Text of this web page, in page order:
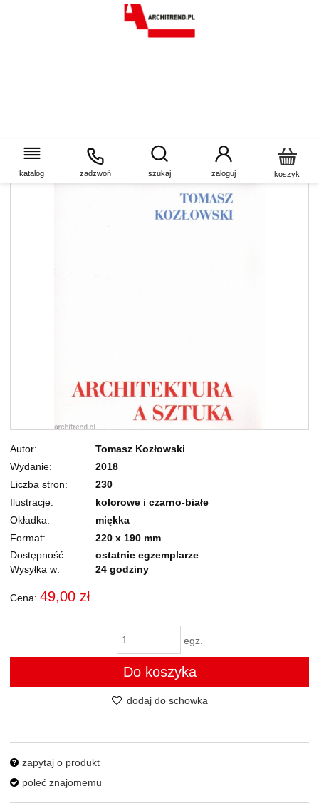
katalog zadzwoń szukaj zaloguj koszyk
Architektura a sztuka
Autor
Tomasz Kozłowski
Wydanie
2018
Liczba stron
230
Ilustracje
kolorowe i czarno-białe
Okładka
miękka
Format
220 x 190 mm
Dostępność:
ostatnie egzemplarze
Wysyłka w:
24 godziny
Cena: 49,00 zł
egz.
Do koszyka
dodaj do schowka
zapytaj o produkt
poleć znajomemu